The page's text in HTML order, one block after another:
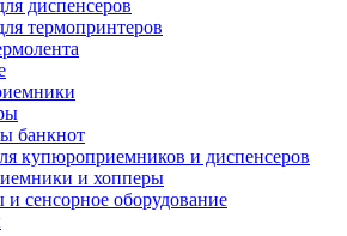
диспенсеров
термопринтеров
банкнот
купюроприемников и диспенсеров
и хопперы
сенсорное оборудование